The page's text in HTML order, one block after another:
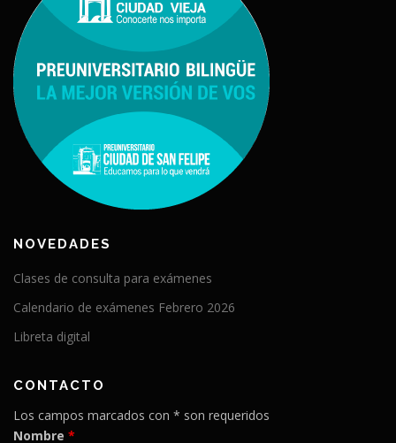
NOVEDADES
Clases de consulta para exámenes
Calendario de exámenes Febrero 2026
Libreta digital
CONTACTO
Los campos marcados con * son requeridos
Nombre *